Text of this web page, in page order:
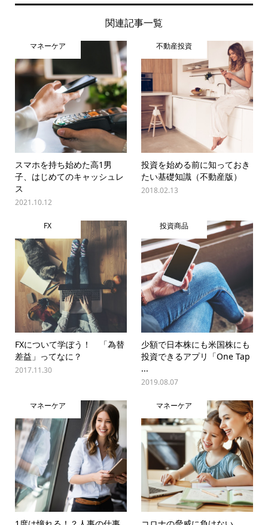
関連記事一覧
マネーケア
スマホを持ち始めた高1男
子、はじめてのキャッシュレ
ス
2021.10.12
不動産投資
投資を始める前に知っておき
たい基礎知識（不動産版）
2018.02.13
FX
FXについて学ぼう！ 「為替
差益」ってなに？
2017.11.30
投資商品
少額で日本株にも米国株にも
投資できるアプリ「One Tap
...
2019.08.07
マネーケア マネーケア